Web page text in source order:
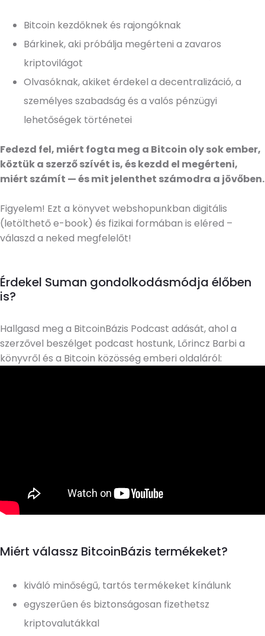
Bitcoin kezdőknek és rajongóknak
Bárkinek, aki próbálja megérteni a zavaros
kriptovilágot
Olvasóknak, akiket érdekel a decentralizáció, a
személyes szabadság és a valós pénzügyi
lehetőségek történetei
Fedezd fel, miért fogta meg a Bitcoin oly sok ember,
köztük a szerző szívét is, és kezdd el megérteni,
miért számít — és mit jelenthet számodra a jövőben.
Figyelem! Ezt a könyvet webshopunkban digitális
(letölthető e-book) és fizikai formában is eléred –
válaszd a neked megfelelőt!
Érdekel Suman gondolkodásmódja élőben
is?
Hallgasd meg a BitcoinBázis Podcast adását, ahol a
szerzővel beszélget podcast hostunk, Lőrincz Barbi a
könyvről és a Bitcoin közösség emberi oldaláról:
Miért válassz BitcoinBázis termékeket?
kiváló minőségű, tartós termékeket kínálunk
egyszerűen és biztonságosan fizethetsz
kriptovalutákkal